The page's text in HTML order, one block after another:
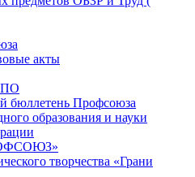
акты
бюллетень Профсоюза
образования и науки
творчества «Грани